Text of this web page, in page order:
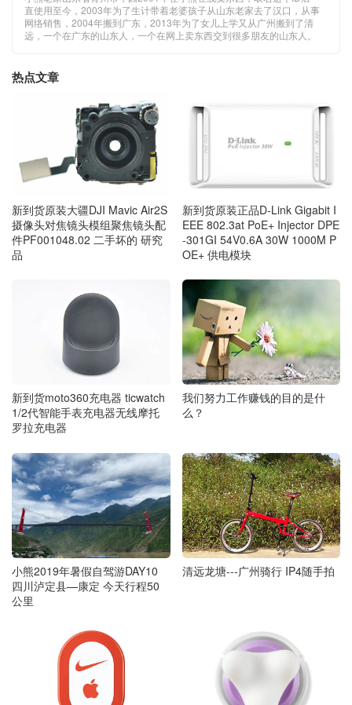
直使用至今，2003年为了生计带着老婆孩子从山东老家去了汉口，从事
网络销售，2004年搬到广东，2013年为了女儿上学又从广州搬到了清
远，一个在广东的山东人，一个在网上卖东西交到很多朋友的山东人。
热点文章
新到货原装大疆DJI Mavic Air2S
摄像头对焦镜头模组聚焦镜头配
件PF001048.02 二手坏的 研究
品
新到货原装正品D-Link Gigabit I
EEE 802.3at PoE+ Injector DPE
-301GI 54V0.6A 30W 1000M P
OE+ 供电模块
新到货moto360充电器 ticwatch
1/2代智能手表充电器无线摩托
罗拉充电器
我们努力工作赚钱的目的是什
么？
小熊2019年暑假自驾游DAY10
四川泸定县—康定 今天行程50
公里
清远龙塘---广州骑行 IP4随手拍